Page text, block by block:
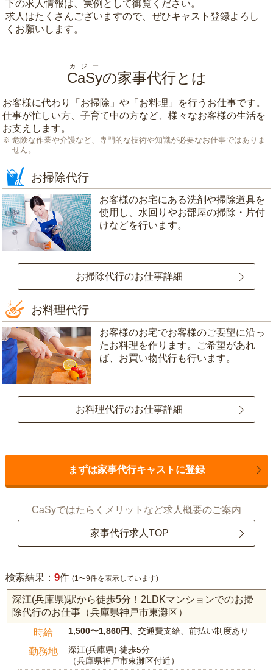
下の求人情報は、実例として御覧ください。
求人はたくさんございますので、ぜひキャスト登録よろし
くお願いします。
CaSy
カジー
の家事代行とは
お客様に代わり「 お掃除 」や「 お料理 」を行うお仕事です。
仕事が忙しい方、子育て中の方など、様々なお客様の生活を
お支えします。
危険な作業や介護など、専門的な技術や知識が必要なお仕事ではありま
せん。
お掃除代行
お客様のお宅にある洗剤や掃除道具を
使用し、水回りやお部屋の掃除・片付
けなどを行います。
お掃除代行のお仕事詳細
お料理代行
お客様のお宅でお客様のご要望に沿っ
たお料理を作ります。ご希望があれ
ば、お買い物代行も行います。
お料理代行のお仕事詳細
まずは家事代行キャストに登録
CaSyではたらくメリットなど求人概要のご案内
家事代行求人TOP
検索結果： 9件 (1〜9件を表示しています)
深江(兵庫県)駅から徒歩5分！2LDKマンションでのお掃
除代行のお仕事（兵庫県神戸市東灘区）
時給 1,500〜1,860円 、交通費支給、前払い制度あり
勤務地
深江(兵庫県) 徒歩5分
（兵庫県神戸市東灘区付近）